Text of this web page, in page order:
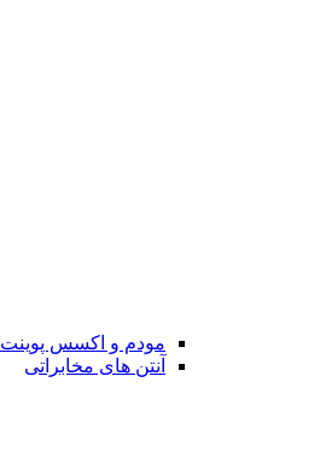
مودم و اکسس پوینت
آنتن های مخابراتی